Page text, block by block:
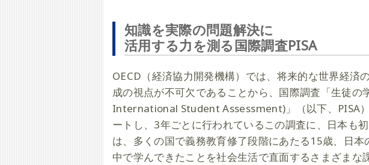
知識を実際の問題解決に
活用する力を測る国際調査PISA
OECD（経済協力開発機構）では、将来的な世界経済
成の視点が不可欠であることから、国際調査「生徒
International Student Assessment)」（以下、PISA
ートし、3年ごとに行われているこの調査に、日本も
は、多くの国で義務教育修了段階にあたる15歳、日
中で学んできたことを社会生活で直面するさまざまな